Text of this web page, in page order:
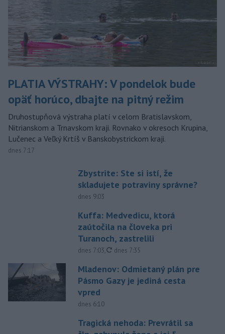
PLATIA VÝSTRAHY: V pondelok bude
opäť horúco, dbajte na pitný režim
Druhostupňová výstraha platí v celom Bratislavskom,
Nitrianskom a Trnavskom kraji. Rovnako v okresoch Krupina,
Lučenec a Veľký Krtíš v Banskobystrickom kraji.
dnes 7:17
Zbystrite: Ste si istí, že
skladujete potraviny správne?
dnes 9:03
Kuffa: Medvedicu, ktorá
zaútočila na človeka pri
Turanoch, zastrelili
dnes 7:03, aktualizované
dnes 7:35
Mladenov: Odmietaný plán pre
Pásmo Gazy je jediná cesta
vpred
dnes 6:10
Tragická nehoda: Prevrátil sa